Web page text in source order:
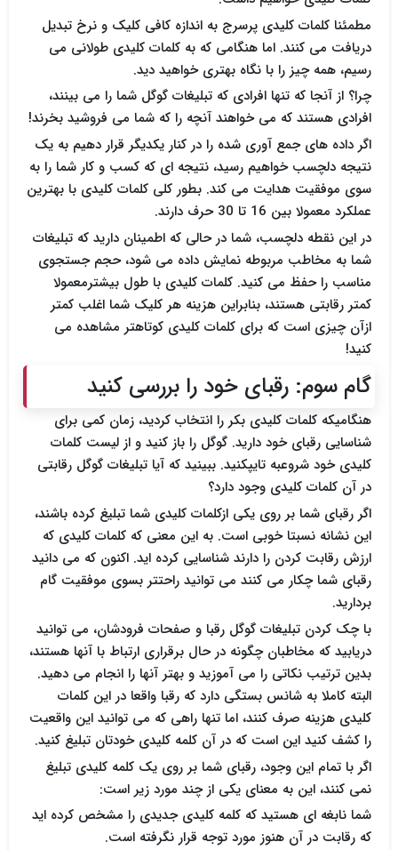
مطمئنا کلمات کلیدی پرسرج به اندازه کافی کلیک و نرخ تبدیل
دریافت می کنند. اما هنگامی که به کلمات کلیدی طولانی می
رسیم، همه چیز را با نگاه بهتری خواهید دید.
چرا؟ از آنجا که تنها افرادی که تبلیغات گوگل شما را می بینند،
افرادی هستند که می خواهند آنچه را که شما می فروشید بخرند!
اگر داده های جمع آوری شده را در کنار یکدیگر قرار دهیم به یک
نتیجه دلچسب خواهیم رسید، نتیجه ای که کسب و کار شما را به
سوی موفقیت هدایت می کند. بطور کلی کلمات کلیدی با بهترین
عملکرد معمولا بین 16 تا 30 حرف دارند.
در این نقطه دلچسب، شما در حالی که اطمینان دارید که تبلیغات
شما به مخاطب مربوطه نمایش داده می شود، حجم جستجوی
مناسب را حفظ می کنید. کلمات کلیدی با طول بیشترمعمولا
کمتر رقابتی هستند، بنابراین هزینه هر کلیک شما اغلب کمتر
ازآن چیزی است که برای کلمات کلیدی کوتاهتر مشاهده می
کنید!
گام سوم: رقبای خود را بررسی کنید
هنگامیکه کلمات کلیدی بکر را انتخاب کردید، زمان کمی برای
شناسایی رقبای خود دارید. گوگل را باز کنید و از لیست کلمات
کلیدی خود شروعبه تایپکنید. ببینید که آیا تبلیغات گوگل رقابتی
در آن کلمات کلیدی وجود دارد؟
اگر رقبای شما بر روی یکی ازکلمات کلیدی شما تبلیغ کرده باشند،
این نشانه نسبتا خوبی است. به این معنی که کلمات کلیدی که
ارزش رقابت کردن را دارند شناسایی کرده اید. اکنون که می دانید
رقبای شما چکار می کنند می توانید راحتتر بسوی موفقیت گام
بردارید.
با چک کردن تبلیغات گوگل رقبا و صفحات فرودشان، می توانید
دریابید که مخاطبان چگونه در حال برقراری ارتباط با آنها هستند،
بدین ترتیب نکاتی را می آموزید و بهتر آنها را انجام می دهید.
البته کاملا به شانس بستگی دارد که رقبا واقعا در این کلمات
کلیدی هزینه صرف کنند، اما تنها راهی که می توانید این واقعیت
را کشف کنید این است که در آن کلمه کلیدی خودتان تبلیغ کنید.
اگر با تمام این وجود، رقبای شما بر روی یک کلمه کلیدی تبلیغ
نمی کنند، این به معنای یکی از چند مورد زیر است:
شما نابغه ای هستید که کلمه کلیدی جدیدی را مشخص کرده اید
که رقابت در آن هنوز مورد توجه قرار نگرفته است.